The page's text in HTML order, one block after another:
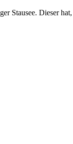
Stausee. Dieser